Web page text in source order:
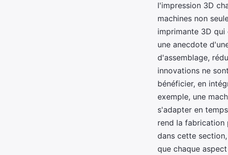
l'impression 3D
machines non
imprimante 3D qui
une anecdote
d'assemblage,
innovations ne
bénéficier, en
exemple, une
s'adapter en
rend la fabrication
dans cette
que chaque